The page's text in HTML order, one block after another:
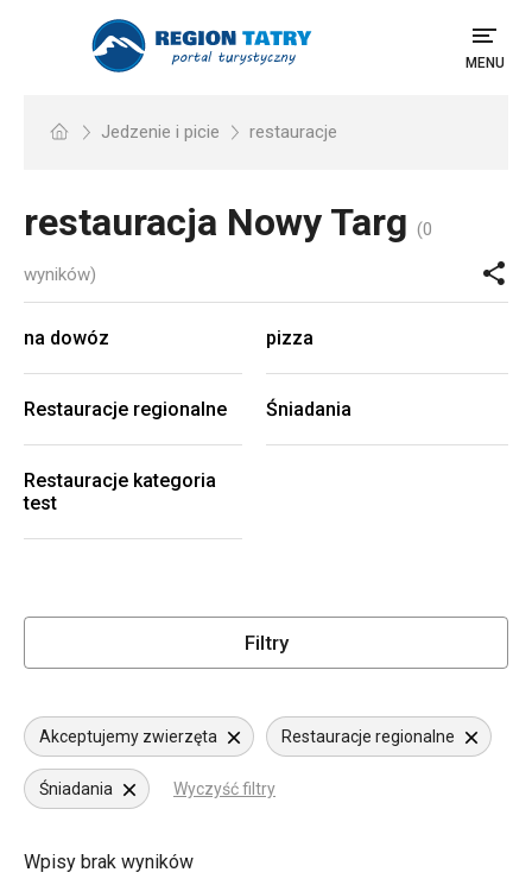
MENU
Jedzenie i picie restauracje
restauracja Nowy Targ (0
wyników)
na dowóz pizza
Restauracje regionalne Śniadania
Restauracje kategoria
test
Filtry
Akceptujemy zwierzęta Restauracje regionalne
Śniadania Wyczyść filtry
Wpisy brak wyników